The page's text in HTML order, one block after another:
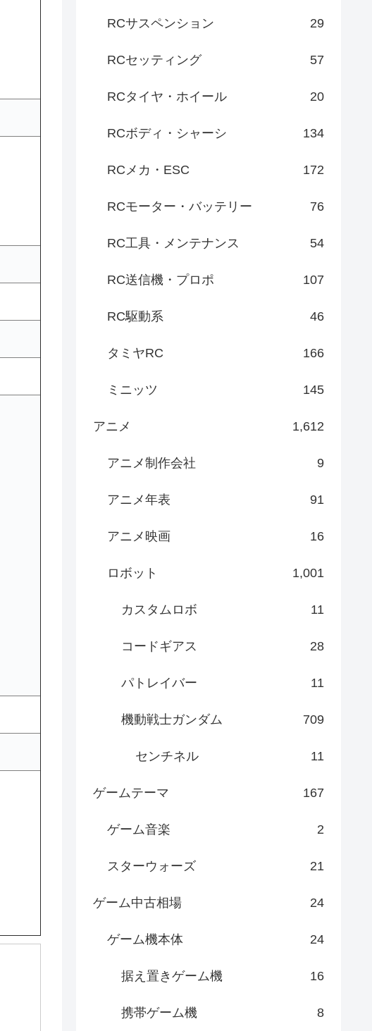
RCサスペンション 29
RCセッティング 57
RCタイヤ・ホイール 20
RCボディ・シャーシ 134
RCメカ・ESC 172
RCモーター・バッテリー 76
RC工具・メンテナンス 54
RC送信機・プロポ 107
RC駆動系 46
タミヤRC 166
ミニッツ 145
アニメ 1,612
アニメ制作会社 9
アニメ年表 91
アニメ映画 16
ロボット 1,001
カスタムロボ 11
コードギアス 28
パトレイバー 11
機動戦士ガンダム 709
センチネル 11
ゲームテーマ 167
ゲーム音楽 2
スターウォーズ 21
ゲーム中古相場 24
ゲーム機本体 24
据え置きゲーム機 16
携帯ゲーム機 8